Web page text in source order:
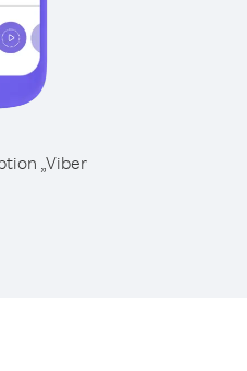
„Viber